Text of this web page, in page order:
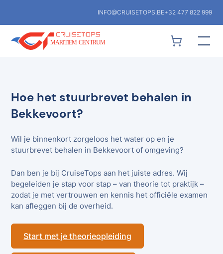
INFO@CRUISETOPS.BE+32 477 822 999
Hoe het stuurbrevet behalen in
Bekkevoort?
Wil je binnenkort zorgeloos het water op en je
stuurbrevet behalen in Bekkevoort of omgeving?
Dan ben je bij CruiseTops aan het juiste adres. Wij
begeleiden je stap voor stap – van theorie tot praktijk –
zodat je met vertrouwen en kennis het officiële examen
kan afleggen bij de overheid.
Start met je theorieopleiding